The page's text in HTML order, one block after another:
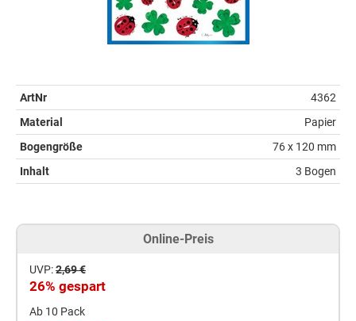
ArtNr
4362
Material
Papier
Bogengröße
76 x 120 mm
Inhalt
3 Bogen
Online-Preis
UVP:2,69 €
26% gespart
Ab 10 Pack